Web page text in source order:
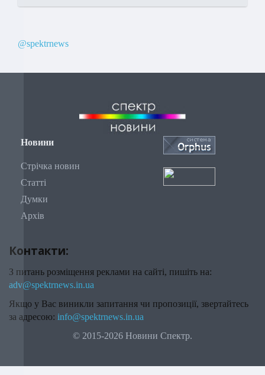
@spektrnews
Новини
Стрічка новин
Статті
Думки
Архів
Контакти:
З питань розміщення реклами на сайті, пишіть на:
adv@spektrnews.in.ua
Якщо у Вас виникли запитання чи пропозиції, звертайтесь
за адресою: info@spektrnews.in.ua
© 2015-2026 Новини Спектр.